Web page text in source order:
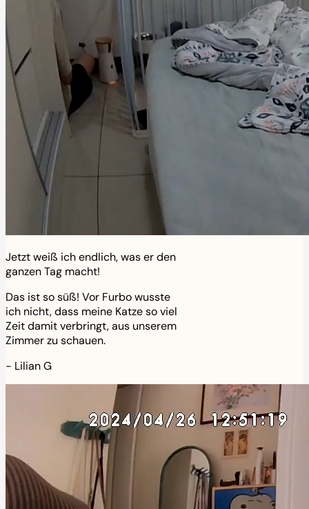
Jetzt weiß ich endlich, was er den
ganzen Tag macht!
Das ist so süß! Vor Furbo wusste
ich nicht, dass meine Katze so viel
Zeit damit verbringt, aus unserem
Zimmer zu schauen.
- Lilian G